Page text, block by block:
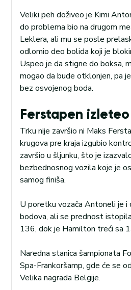
Veliki peh doživeo je Kimi
do problema bio na drugom
Leklera, ali mu se posle
odlomio deo bolida koji je
Uspeo je da stigne do boksa,
mogao da bude otklonjen, pa
bez osvojenog boda.
Ferstapen izleteo
Trku nije završio ni Maks
krugova pre kraja izgubio
završio u šljunku, što je
bezbednosnog vozila koje je
samog finiša.
U poretku vozača Antoneli je i
bodova, ali se prednost
136, dok je Hamilton treći sa
Naredna stanica šampionata
Spa-Frankoršamp, gde će se
Velika nagrada Belgije.